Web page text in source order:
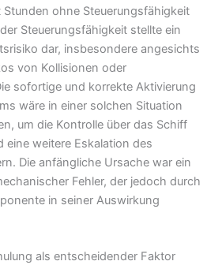
Stunden ohne Steuerungsfähigkeit
Steuerungsfähigkeit stellte ein
dar, insbesondere angesichts
von Kollisionen oder
sofortige und korrekte Aktivierung
wäre in einer solchen Situation
um die Kontrolle über das Schiff
eine weitere Eskalation des
Die anfängliche Ursache war ein
Fehler, der jedoch durch
in seiner Auswirkung
als entscheidender Faktor